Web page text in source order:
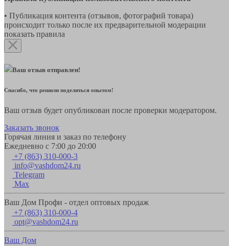
• Публикация контента (отзывов, фотографий товара)
происходит только после их предварительной модерации
показать правила
Ваш отзыв отправлен!
Спасибо, что решили поделиться опытом!
Ваш отзыв будет опубликован после проверки модератором.
Заказать звонок
Горячая линия и заказ по телефону
Ежедневно с 7:00 до 20:00
+7 (863) 310-000-3
info@vashdom24.ru
Telegram
Max
Ваш Дом Профи - отдел оптовых продаж
+7 (863) 310-000-4
opt@vashdom24.ru
Ваш Дом